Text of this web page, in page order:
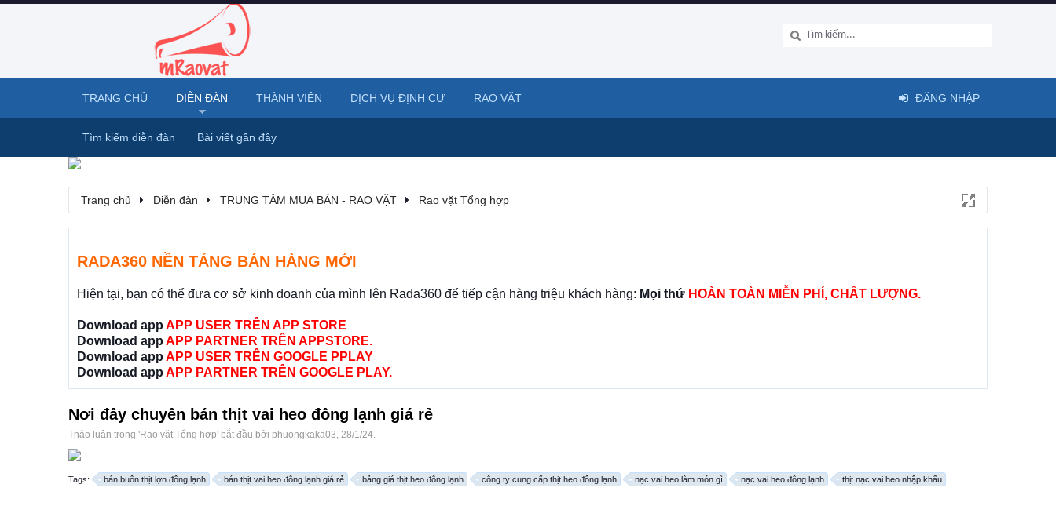
Trang chủ Diễn đàn TRUNG TÂM MUA BÁN - RAO VẶT Rao vặt Tổng hợp
RADA360 NỀN TẢNG BÁN HÀNG MỚI
Hiện tại, bạn có thể đưa cơ sở kinh doanh của mình lên Rada360 để tiếp cận hàng triệu khách hàng: Mọi thứ HOÀN TOÀN MIỄN PHÍ, CHẤT LƯỢNG.
Download app APP USER TRÊN APP STORE
Download app APP PARTNER TRÊN APPSTORE.
Download app APP USER TRÊN GOOGLE PPLAY
Download app APP PARTNER TRÊN GOOGLE PLAY.
Nơi đây chuyên bán thịt vai heo đông lạnh giá rẻ
Thảo luận trong 'Rao vặt Tổng hợp' bắt đầu bởi phuongkaka03, 28/1/24.
Tags: bán buôn thịt lợn đông lạnh bán thịt vai heo đông lạnh giá rẻ bảng giá thịt heo đông lạnh công ty cung cấp thịt heo đông lạnh nạc vai heo làm món gì nạc vai heo đông lạnh thịt nạc vai heo nhập khẩu
TRANG CHỦ DIỄN ĐÀN
Tìm kiếm diễn đàn Bài viết gần đây
THÀNH VIÊN DỊCH VỤ ĐỊNH CƯ RAO VẶT ĐĂNG NHẬP